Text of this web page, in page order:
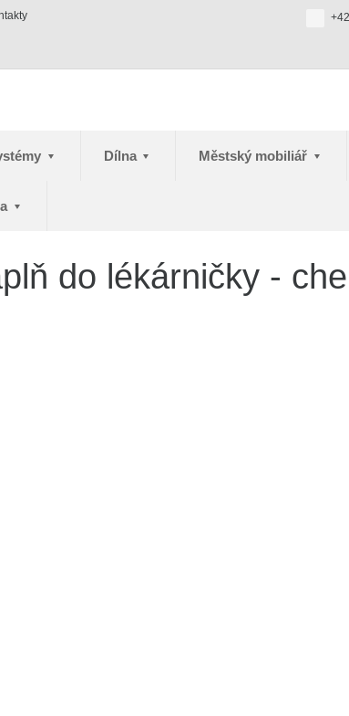
Dílna Městský mobiliář
do lékárničky -